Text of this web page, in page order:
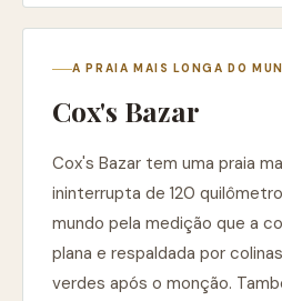
A PRAIA MAIS LONGA DO
Cox's Bazar
Cox's Bazar tem uma praia
ininterrupta de 120
mundo pela medição que a
plana e respaldada por
verdes após o monção.